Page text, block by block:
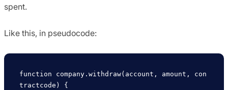
spent.
Like this, in pseudocode:
function company.withdraw(account, amount, con
tractcode) {